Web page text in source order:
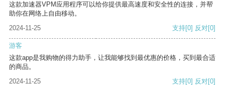
这款加速器VPM应用程序可以给你提供最高速度和安全性的连接，并帮
助你在网络上自由移动。
2024-11-25
支持[0] 反对[0]
游客
这款app是我购物的得力助手，让我能够找到最优惠的价格，买到最合适
的商品。
2024-11-25
支持[0] 反对[0]